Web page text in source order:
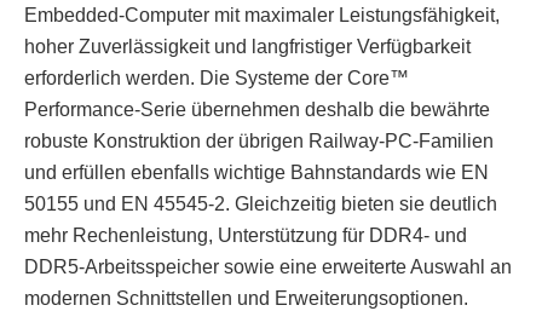
Embedded-Computer mit maximaler Leistungsfähigkeit,
hoher Zuverlässigkeit und langfristiger Verfügbarkeit
erforderlich werden. Die Systeme der Core™
Performance-Serie übernehmen deshalb die bewährte
robuste Konstruktion der übrigen Railway-PC-Familien
und erfüllen ebenfalls wichtige Bahnstandards wie EN
50155 und EN 45545-2. Gleichzeitig bieten sie deutlich
mehr Rechenleistung, Unterstützung für DDR4- und
DDR5-Arbeitsspeicher sowie eine erweiterte Auswahl an
modernen Schnittstellen und Erweiterungsoptionen.